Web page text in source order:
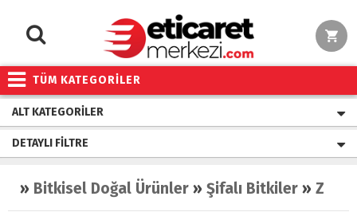
TÜM KATEGORİLER
ALT KATEGORILER
DETAYLI FILTRE
» Bitkisel Doğal Ürünler » Şifalı Bitkiler » Zeytin Yaprağı